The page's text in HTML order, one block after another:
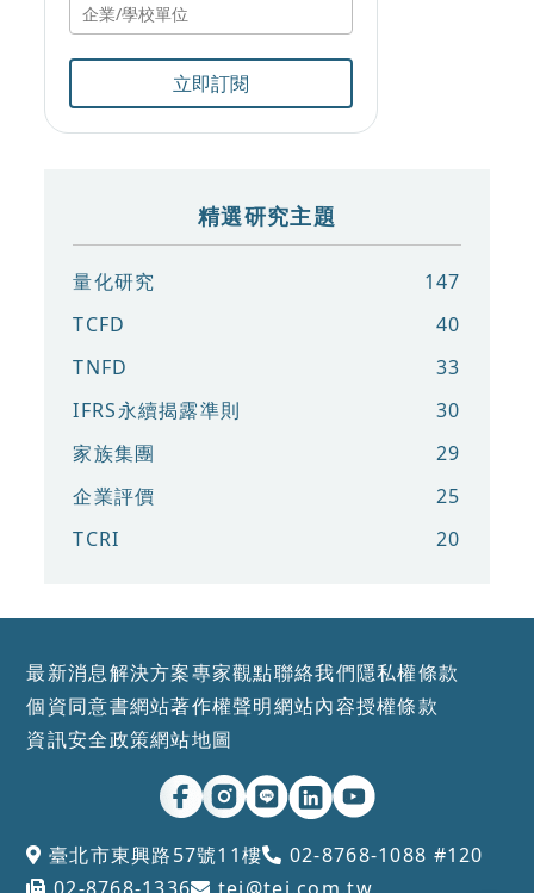
立即訂閱
精選研究主題
量化研究
147
TCFD
40
TNFD
33
IFRS永續揭露準則
30
家族集團
29
企業評價
25
TCRI
20
最新消息解決方案專家觀點聯絡我們隱私權條款
個資同意書網站著作權聲明網站內容授權條款
資訊安全政策網站地圖
臺北市東興路57號11樓
02-8768-1088 #120